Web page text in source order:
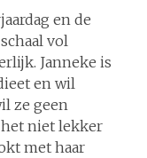
en de
vol
Janneke is
en wil
ze geen
niet lekker
met haar